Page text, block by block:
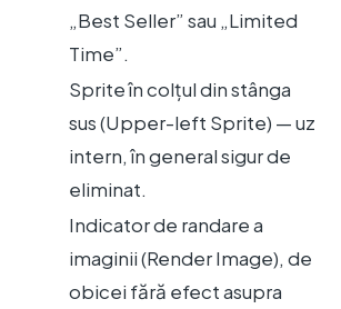
„Best Seller” sau „Limited
Time”.
Sprite în colțul din stânga
sus (Upper-left Sprite) — uz
intern, în general sigur de
eliminat.
Indicator de randare a
imaginii (Render Image), de
obicei fără efect asupra